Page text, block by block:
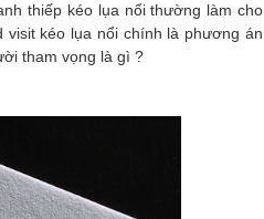
thiếp kéo lụa nổi thường làm cho
kéo lụa nổi chính là phương án
tham vọng là gì ?